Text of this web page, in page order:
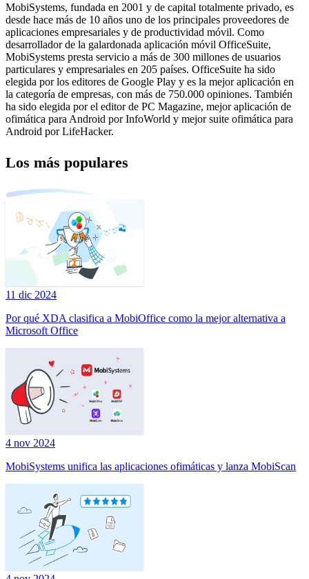
MobiSystems, fundada en 2001 y de capital totalmente privado, es
desde hace más de 10 años uno de los principales proveedores de
aplicaciones empresariales y de productividad móvil. Como
desarrollador de la galardonada aplicación móvil OfficeSuite,
MobiSystems presta servicio a más de 300 millones de usuarios
particulares y empresariales en 205 países. OfficeSuite ha sido
elegida por los editores de Google Play y es la mejor aplicación en
la categoría de empresas, con más de 750.000 opiniones. También
ha sido elegida por el editor de PC Magazine, mejor aplicación de
ofimática para Android por InfoWorld y mejor suite ofimática para
Android por LifeHacker.
Los más populares
11 dic 2024
Por qué XDA clasifica a MobiOffice como la mejor alternativa a
Microsoft Office
4 nov 2024
MobiSystems unifica las aplicaciones ofimáticas y lanza MobiScan